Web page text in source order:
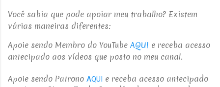
Você sabia que pode apoiar meu trabalho? Existem
várias maneiras diferentes:
Apoie sendo Membro do YouTube AQUI e receba acesso
antecipado aos vídeos que posto no meu canal.
Apoie sendo Patrono AQUI
e receba acesso antecipado